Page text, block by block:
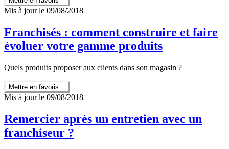
Mis à jour le 09/08/2018
Franchisés : comment construire et faire
évoluer votre gamme produits
Quels produits proposer aux clients dans son magasin ?
Mettre en favoris
Mis à jour le 09/08/2018
Remercier après un entretien avec un
franchiseur ?